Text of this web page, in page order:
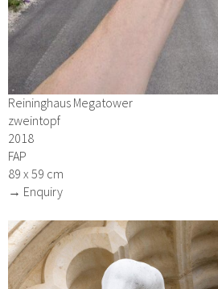
Reininghaus Megatower
zweintopf
2018
FAP
89 x 59 cm
→ Enquiry